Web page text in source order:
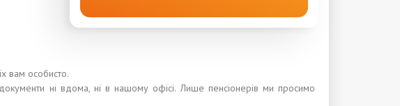
вам особисто.
ні вдома, ні в нашому офісі. Лише пенсіонерів ми просимо